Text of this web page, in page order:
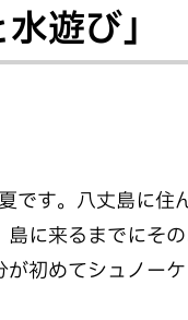
遊び」
す。八丈島に住
に来るまでにそ
初めてシュノー